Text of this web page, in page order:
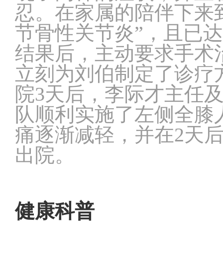
忍。在家属的陪伴下来
节骨性关节炎”，且已
结果后，主动要求手术
立刻为刘伯制定了诊
院3天后，李际才主任
队顺利实施了左侧全
痛逐渐减轻，并在2天
出院。
健康科普